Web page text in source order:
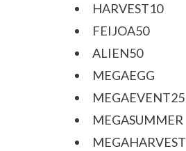
HARVEST10
FEIJOA50
ALIEN50
MEGAEGG
MEGAEVENT25
MEGASUMMER
MEGAHARVEST